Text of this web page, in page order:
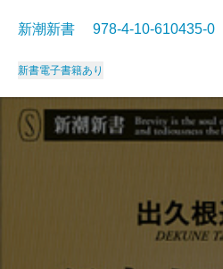
新潮新書 978-4-10-
新書電子書籍あり